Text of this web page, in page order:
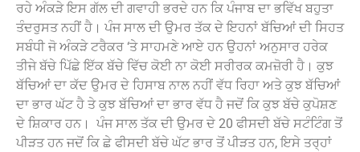
ਰਹੇ ਅੰਕੜੇ ਇਸ ਗੱਲ ਦੀ ਗਵਾਹੀ ਭਰਦੇ ਹਨ ਕਿ ਪੰਜਾਬ ਦਾ ਭਵਿੱਖ ਬਹੁਤਾ
ਤੰਦਰੁਸਤ ਨਹੀਂ ਹੈ। ਪੰਜ ਸਾਲ ਦੀ ਉਮਰ ਤੱਕ ਦੇ ਇਹਨਾਂ ਬੱਚਿਆਂ ਦੀ ਸਿਹਤ
ਸਬੰਧੀ ਜੋ ਅੰਕੜੇ ਟਰੈਕਰ ‘ਤੇ ਸਾਹਮਣੇ ਆਏ ਹਨ ਉਹਨਾਂ ਅਨੁਸਾਰ ਹਰੇਕ
ਤੀਜੇ ਬੱਚੇ ਪਿੱਛੇ ਇੱਕ ਬੱਚੇ ਵਿੱਚ ਕੋਈ ਨਾ ਕੋਈ ਸਰੀਰਕ ਕਮਜ਼ੋਰੀ ਹੈ। ਕੁਝ
ਬੱਚਿਆਂ ਦਾ ਕੱਦ ਉਮਰ ਦੇ ਹਿਸਾਬ ਨਾਲ ਨਹੀਂ ਵੱਧ ਰਿਹਾ ਅਤੇ ਕੁਝ ਬੱਚਿਆਂ
ਦਾ ਭਾਰ ਘੱਟ ਹੈ ਤੇ ਕੁਝ ਬੱਚਿਆਂ ਦਾ ਭਾਰ ਵੱਧ ਹੈ ਜਦੋਂ ਕਿ ਕੁਝ ਬੱਚੇ ਕੁਪੋਸ਼ਣ
ਦੇ ਸ਼ਿਕਾਰ ਹਨ। ‌ ਪੰਜ ਸਾਲ ਤੱਕ ਦੀ ਉਮਰ ਦੇ 20 ਫੀਸਦੀ ਬੱਚੇ ਸਟੰਟਿੰਗ ਤੋਂ
ਪੀੜਤ ਹਨ ਜਦੋਂ ਕਿ ਛੇ ਫੀਸਦੀ ਬੱਚੇ ਘੱਟ ਭਾਰ ਤੋਂ ਪੀੜਤ ਹਨ, ਇਸੇ ਤਰ੍ਹਾਂ